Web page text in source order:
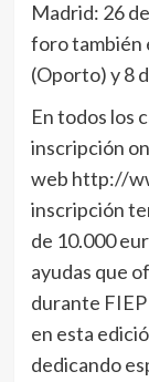
Madrid: 26
foro también
(Oporto) y 8
En todos los
inscripción
web http://
inscripción
de 10.000
ayudas que
durante
en esta
dedicando